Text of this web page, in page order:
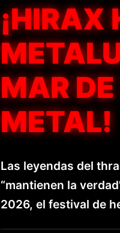
¡HIRAX
MAR
METAL!
Las leyendas del
“mantienen la
2026, el festival de